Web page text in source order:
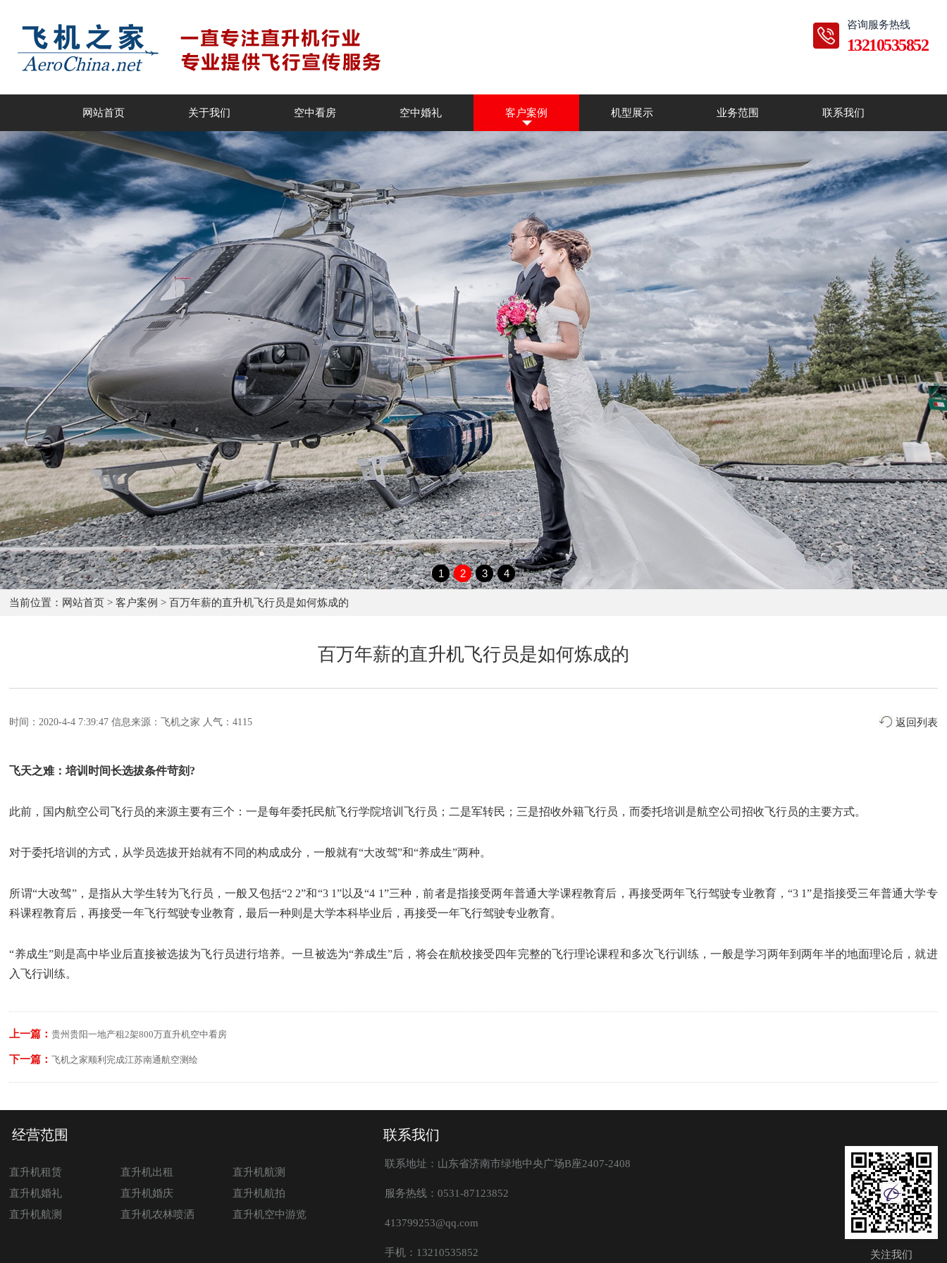
咨询服务热线
13210535852
网站首页 关于我们 空中看房 空中婚礼 客户案例 机型展示 业务范围 联系我们
1 2 3 4
当前位置： 网站首页 >客户案例 >百万年薪的直升机飞行员是如何炼成的
百万年薪的直升机飞行员是如何炼成的
返回列表
时间：2020-4-4 7:39:47 信息来源：飞机之家 人气：4115
飞天之难：培训时间长选拔条件苛刻?
此前，国内航空公司飞行员的来源主要有三个：一是每年委托民航飞行学院培训飞行员；二是军转民；三是招收外籍飞行员，而委托培训是航空公司招收飞行员的主要方式。
对于委托培训的方式，从学员选拔开始就有不同的构成成分，一般就有“大改驾”和“养成生”两种。
所谓“大改驾”，是指从大学生转为飞行员，一般又包括“2 2”和“3 1”以及“4 1”三种，前者是指接受两年普通大学课程教育后，再接受两年飞行驾驶专业教育，“3 1”是指接受三年普通大学专
科课程教育后，再接受一年飞行驾驶专业教育，最后一种则是大学本科毕业后，再接受一年飞行驾驶专业教育。
“养成生”则是高中毕业后直接被选拔为飞行员进行培养。一旦被选为“养成生”后，将会在航校接受四年完整的飞行理论课程和多次飞行训练，一般是学习两年到两年半的地面理论后，就进
入飞行训练。
上一篇：贵州贵阳一地产租2架800万直升机空中看房
下一篇：飞机之家顺利完成江苏南通航空测绘
经营范围
直升机租赁 直升机出租
直升机航测
直升机婚礼
直升机婚庆
直升机航拍
直升机航测
直升机农林喷洒 直升机空中游览
联系我们
联系地址：山东省济南市绿地中央广场B座2407-2408
服务热线：0531-87123852
413799253@qq.com
手机：13210535852 关注我们